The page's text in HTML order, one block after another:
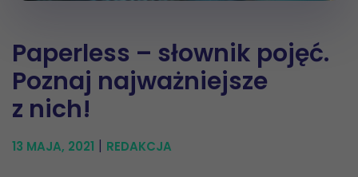
Paperless – słownik pojęć.
Poznaj najważniejsze
z nich!
13 MAJA, 2021 | REDAKCJA